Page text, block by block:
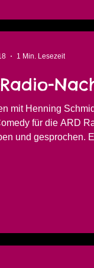
Radio-
mit Henning
für die ARD
und gesprochen.
1 Min. Lesezeit